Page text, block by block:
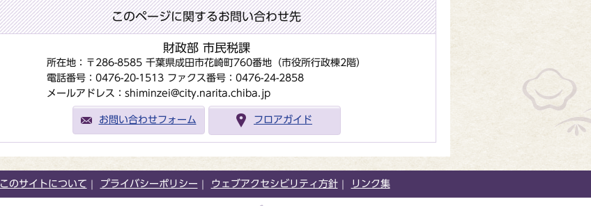
このページに関するお問い合わせ先
財政部 市民税課
所在地：〒286-8585 千葉県成田市花崎町760番地（市役所行政棟2階）
電話番号：0476-20-1513 ファクス番号：0476-24-2858
メールアドレス：shiminzei@city.narita.chiba.jp
お問い合わせフォーム フロアガイド
このサイトについて プライバシーポリシー ウェブアクセシビリティ方針 リンク集